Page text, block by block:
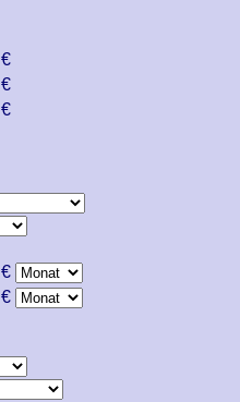
€
€
€
€
€